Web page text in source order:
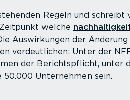
Regeln und schreibt
welche
Auswir­kungen der Änderung
verdeut­lichen: Unter der
der Berichts­pflicht, unter
50.000 Unternehmen sein.